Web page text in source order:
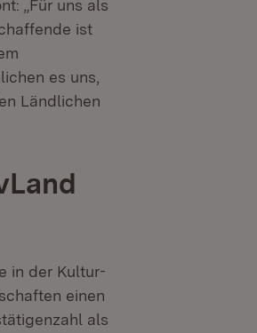
„Für uns als
ist
es uns,
Ländlichen
in der Kultur-
einen
als